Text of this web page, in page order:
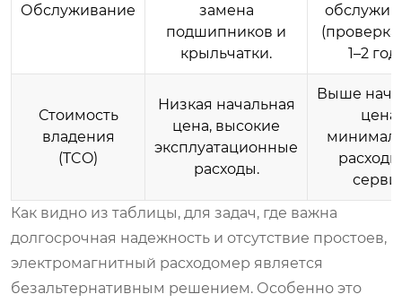
Обслуживание
замена
подшипников и
крыльчатки.
(проверка
1–2
Стоимость
владения
(TCO)
Низкая начальная
цена, высокие
эксплуатационные
расходы.
Выше
цена,
Как видно из таблицы, для задач, где важна
долгосрочная надежность и отсутствие простоев,
электромагнитный расходомер является
безальтернативным решением. Особенно это